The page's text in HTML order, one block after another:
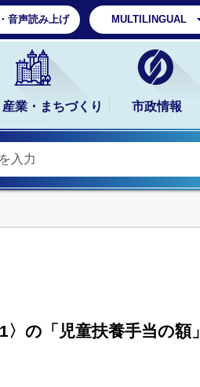
音声読み上げ MULTILINGUAL
産業・まちづくり 市政情報
の「児童扶養手当の額」